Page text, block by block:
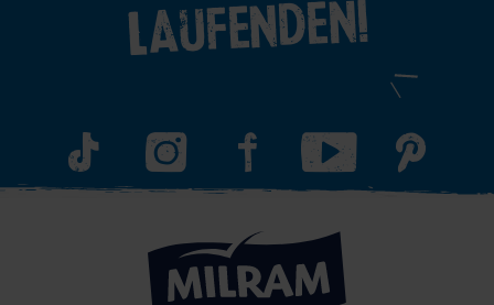
Laufenden!